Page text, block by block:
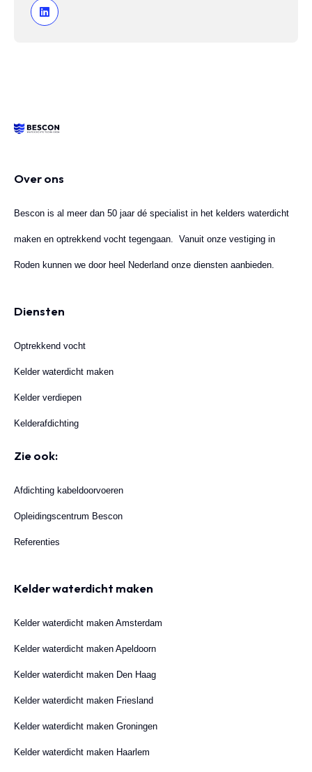
Over ons
Bescon is al meer dan 50 jaar dé specialist in het kelders waterdicht
maken en optrekkend vocht tegengaan. Vanuit onze vestiging in
Roden kunnen we door heel Nederland onze diensten aanbieden.
Diensten
Optrekkend vocht
Kelder waterdicht maken
Kelder verdiepen
Kelderafdichting
Zie ook:
Afdichting kabeldoorvoeren
Opleidingscentrum Bescon
Referenties
Kelder waterdicht maken
Kelder waterdicht maken Amsterdam
Kelder waterdicht maken Apeldoorn
Kelder waterdicht maken Den Haag
Kelder waterdicht maken Friesland
Kelder waterdicht maken Groningen
Kelder waterdicht maken Haarlem